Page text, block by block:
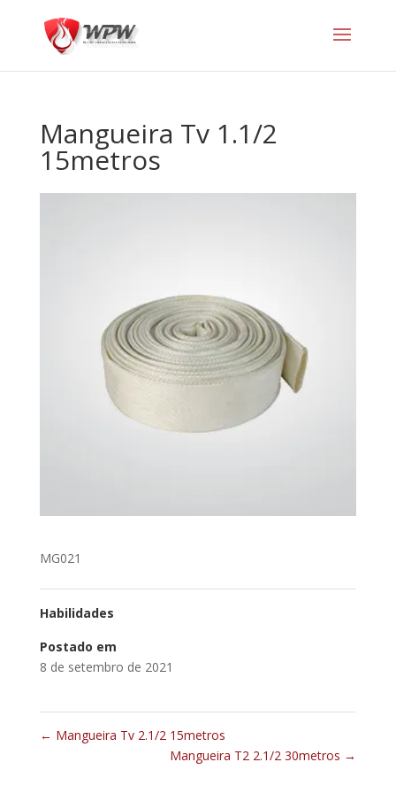
Mangueira Tv 1.1/2
15metros
MG021
Habilidades
Postado em
8 de setembro de 2021
← Mangueira Tv 2.1/2 15metros
Mangueira T2 2.1/2 30metros →